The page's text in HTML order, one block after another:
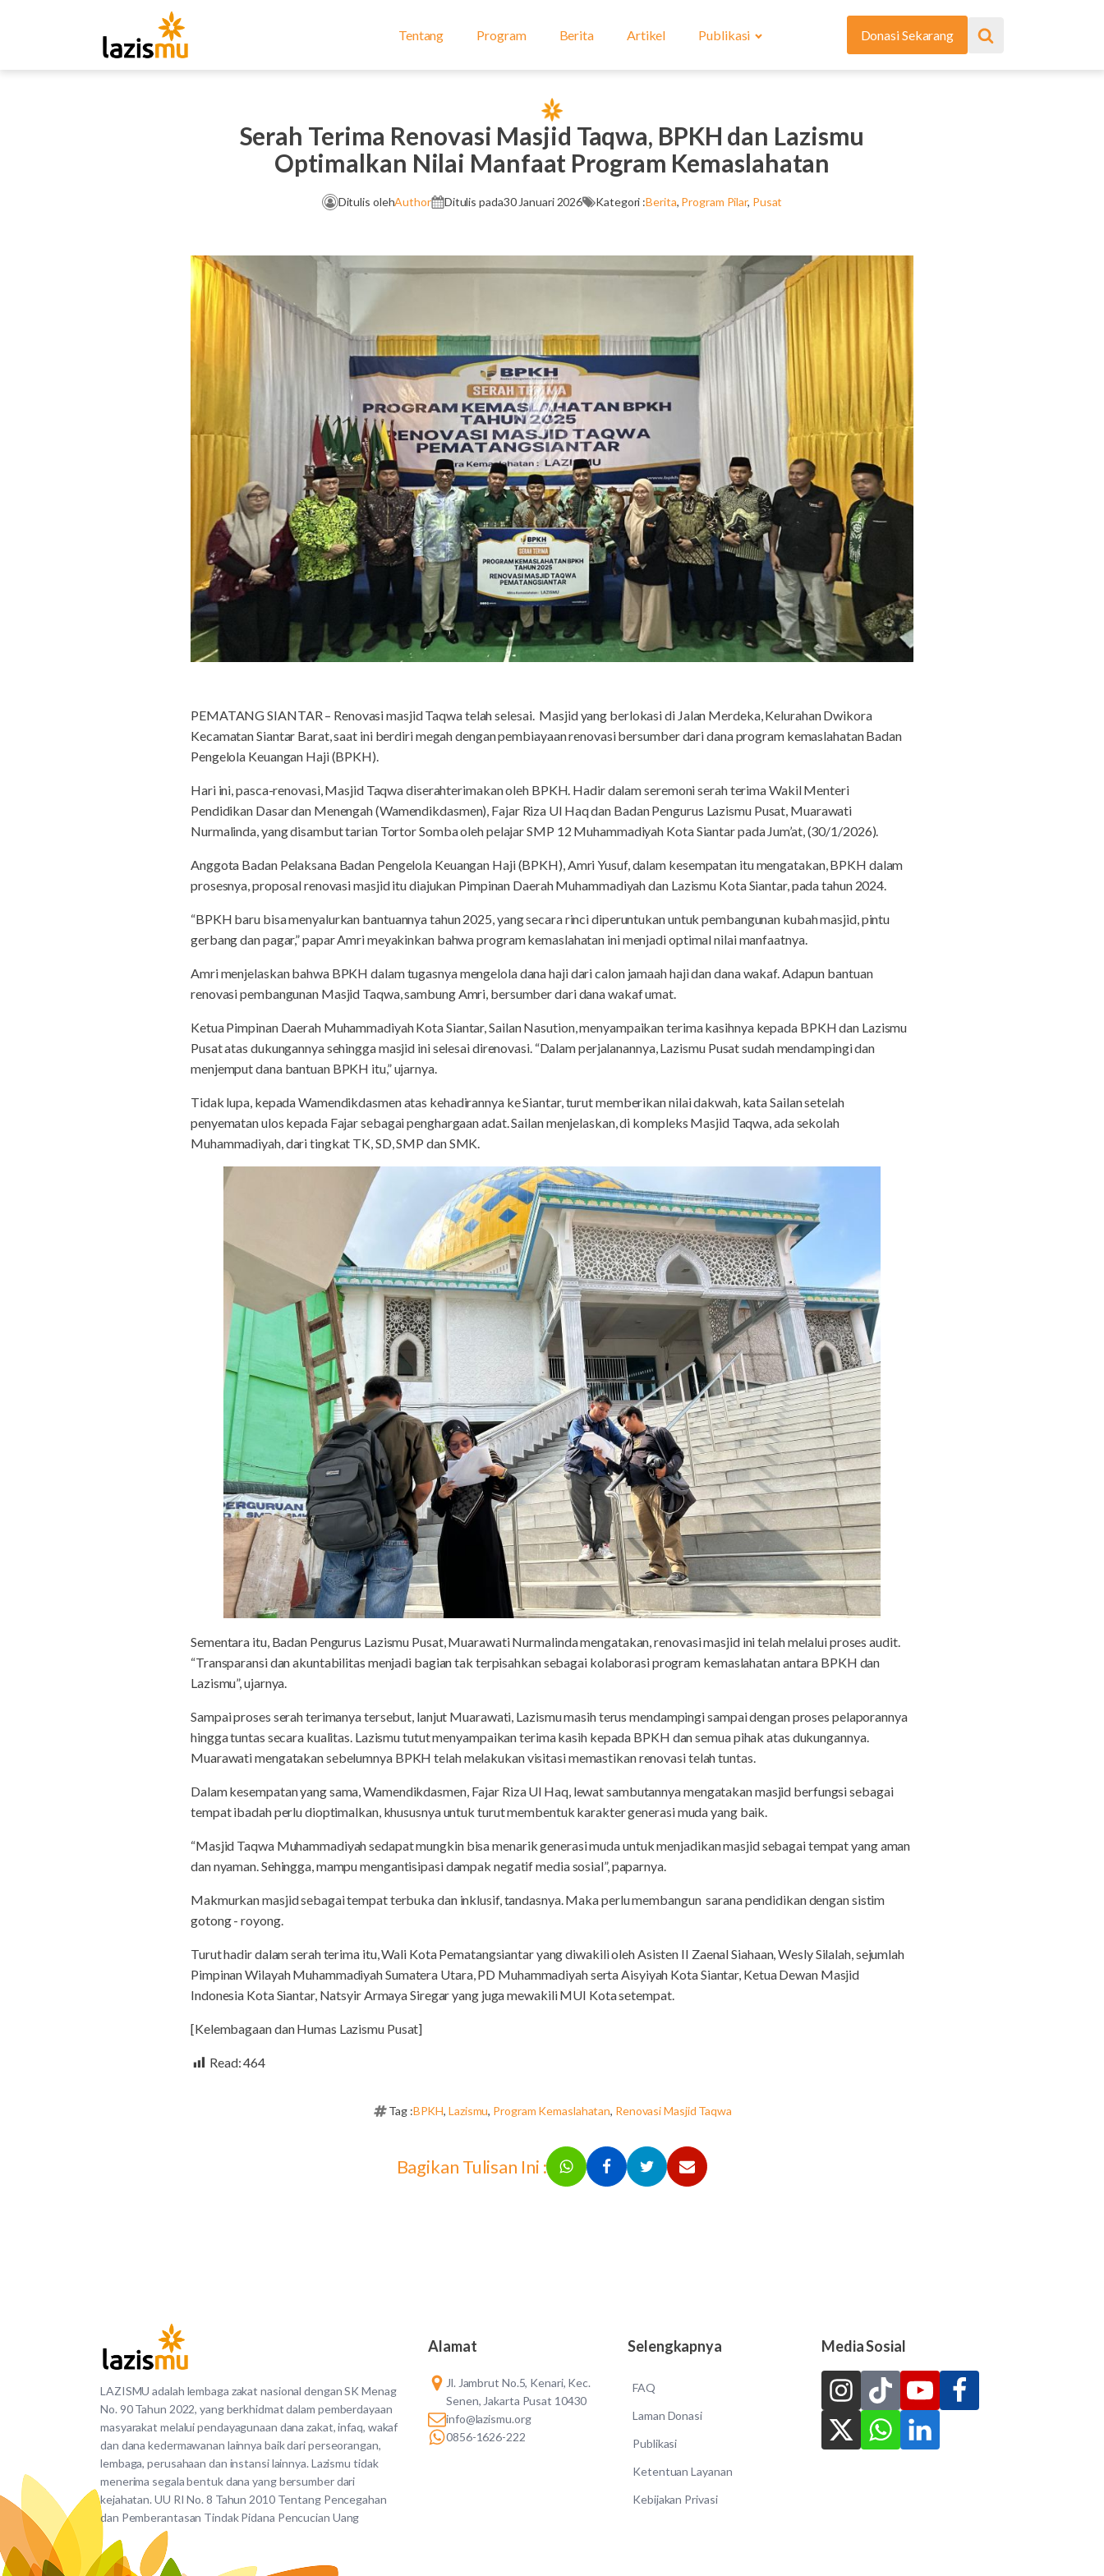
Tentang Program Berita Artikel Publikasi Donasi Sekarang
Serah Terima Renovasi Masjid Taqwa, BPKH dan Lazismu
Optimalkan Nilai Manfaat Program Kemaslahatan
Ditulis olehAuthor Ditulis pada30 Januari 2026 Kategori :Berita, Program Pilar, Pusat
PEMATANG SIANTAR – Renovasi masjid Taqwa telah selesai. Masjid yang berlokasi di Jalan Merdeka, Kelurahan Dwikora
Kecamatan Siantar Barat, saat ini berdiri megah dengan pembiayaan renovasi bersumber dari dana program kemaslahatan Badan
Pengelola Keuangan Haji (BPKH).
Hari ini, pasca-renovasi, Masjid Taqwa diserahterimakan oleh BPKH. Hadir dalam seremoni serah terima Wakil Menteri
Pendidikan Dasar dan Menengah (Wamendikdasmen), Fajar Riza Ul Haq dan Badan Pengurus Lazismu Pusat, Muarawati
Nurmalinda, yang disambut tarian Tortor Somba oleh pelajar SMP 12 Muhammadiyah Kota Siantar pada Jum’at, (30/1/2026).
Anggota Badan Pelaksana Badan Pengelola Keuangan Haji (BPKH), Amri Yusuf, dalam kesempatan itu mengatakan, BPKH dalam
prosesnya, proposal renovasi masjid itu diajukan Pimpinan Daerah Muhammadiyah dan Lazismu Kota Siantar, pada tahun 2024.
“BPKH baru bisa menyalurkan bantuannya tahun 2025, yang secara rinci diperuntukan untuk pembangunan kubah masjid, pintu
gerbang dan pagar,” papar Amri meyakinkan bahwa program kemaslahatan ini menjadi optimal nilai manfaatnya.
Amri menjelaskan bahwa BPKH dalam tugasnya mengelola dana haji dari calon jamaah haji dan dana wakaf. Adapun bantuan
renovasi pembangunan Masjid Taqwa, sambung Amri, bersumber dari dana wakaf umat.
Ketua Pimpinan Daerah Muhammadiyah Kota Siantar, Sailan Nasution, menyampaikan terima kasihnya kepada BPKH dan Lazismu
Pusat atas dukungannya sehingga masjid ini selesai direnovasi. “Dalam perjalanannya, Lazismu Pusat sudah mendampingi dan
menjemput dana bantuan BPKH itu,” ujarnya.
Tidak lupa, kepada Wamendikdasmen atas kehadirannya ke Siantar, turut memberikan nilai dakwah, kata Sailan setelah
penyematan ulos kepada Fajar sebagai penghargaan adat. Sailan menjelaskan, di kompleks Masjid Taqwa, ada sekolah
Muhammadiyah, dari tingkat TK, SD, SMP dan SMK.
Sementara itu, Badan Pengurus Lazismu Pusat, Muarawati Nurmalinda mengatakan, renovasi masjid ini telah melalui proses audit.
“Transparansi dan akuntabilitas menjadi bagian tak terpisahkan sebagai kolaborasi program kemaslahatan antara BPKH dan
Lazismu”, ujarnya.
Sampai proses serah terimanya tersebut, lanjut Muarawati, Lazismu masih terus mendampingi sampai dengan proses pelaporannya
hingga tuntas secara kualitas. Lazismu tutut menyampaikan terima kasih kepada BPKH dan semua pihak atas dukungannya.
Muarawati mengatakan sebelumnya BPKH telah melakukan visitasi memastikan renovasi telah tuntas.
Dalam kesempatan yang sama, Wamendikdasmen, Fajar Riza Ul Haq, lewat sambutannya mengatakan masjid berfungsi sebagai
tempat ibadah perlu dioptimalkan, khususnya untuk turut membentuk karakter generasi muda yang baik.
“Masjid Taqwa Muhammadiyah sedapat mungkin bisa menarik generasi muda untuk menjadikan masjid sebagai tempat yang aman
dan nyaman. Sehingga, mampu mengantisipasi dampak negatif media sosial”, paparnya.
Makmurkan masjid sebagai tempat terbuka dan inklusif, tandasnya. Maka perlu membangun sarana pendidikan dengan sistim
gotong - royong.
Turut hadir dalam serah terima itu, Wali Kota Pematangsiantar yang diwakili oleh Asisten II Zaenal Siahaan, Wesly Silalah, sejumlah
Pimpinan Wilayah Muhammadiyah Sumatera Utara, PD Muhammadiyah serta Aisyiyah Kota Siantar, Ketua Dewan Masjid
Indonesia Kota Siantar, Natsyir Armaya Siregar yang juga mewakili MUI Kota setempat.
[Kelembagaan dan Humas Lazismu Pusat]
Read:464
Tag :BPKH,Lazismu, Program Kemaslahatan, Renovasi Masjid Taqwa
Bagikan Tulisan Ini :
LAZISMU adalah lembaga zakat nasional dengan SK Menag
No. 90 Tahun 2022, yang berkhidmat dalam pemberdayaan
masyarakat melalui pendayagunaan dana zakat, infaq, wakaf
dan dana kedermawanan lainnya baik dari perseorangan,
lembaga, perusahaan dan instansi lainnya. Lazismu tidak
menerima segala bentuk dana yang bersumber dari
kejahatan. UU RI No. 8 Tahun 2010 Tentang Pencegahan
dan Pemberantasan Tindak Pidana Pencucian Uang
Alamat
Jl. Jambrut No.5, Kenari, Kec.
Senen, Jakarta Pusat 10430
info@lazismu.org
0856-1626-222
Selengkapnya
FAQ
Laman Donasi
Publikasi
Ketentuan Layanan
Kebijakan Privasi
Media Sosial